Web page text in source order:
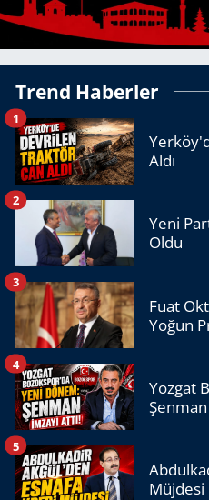
Trend Haberler
Aldı
1
Yeni
Oldu
2
Fuat
Yoğun
3
Yozgat
Şenman
4
Müjdesi
5